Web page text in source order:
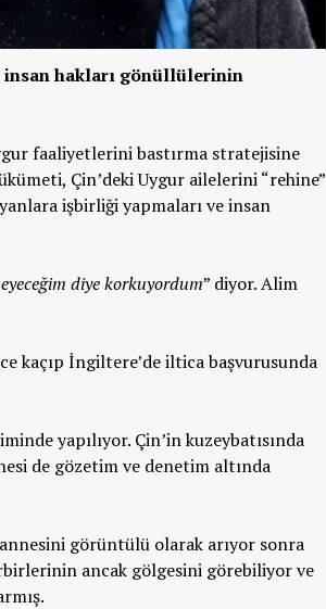
insan hakları gönüllülerinin
faaliyetlerini bastırma stratejisine
Çin’deki Uygur ailelerini “rehine”
işbirliği yapmaları ve insan
diye korkuyordum” diyor. Alim
kaçıp İngiltere’de iltica başvurusunda
yapılıyor. Çin’in kuzeybatısında
de gözetim ve denetim altında
görüntülü olarak arıyor sonra
ancak gölgesini görebiliyor ve